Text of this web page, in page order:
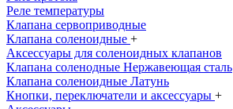
Реле температуры
Клапана сервоприводные
Клапана соленоидные +
Аксессуары для соленоидных клапанов
Клапана соленодные Нержавеющая сталь
Клапана соленоидные Латунь
Кнопки, переключатели и аксессуары +